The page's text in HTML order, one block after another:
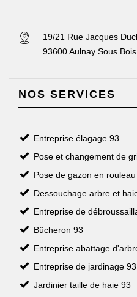
19/21 Rue Jacques
93600 Aulnay Sous Bois
NOS SERVICES
Entreprise élagage 93
Pose et changement de
Pose de gazon en
Dessouchage arbre et
Entreprise de
Bûcheron 93
Entreprise abattage
Entreprise de jardinage 93
Jardinier taille de haie 93